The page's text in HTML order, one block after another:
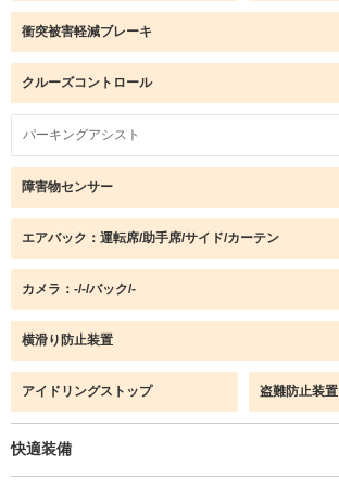
衝突被害軽減ブレーキ
クルーズコントロール
パーキングアシスト
障害物センサー
エアバック：運転席/助手席/サイド/カーテン
カメラ：-/-/バック/-
横滑り防止装置
アイドリングストップ 盗難防止装置
快適装備